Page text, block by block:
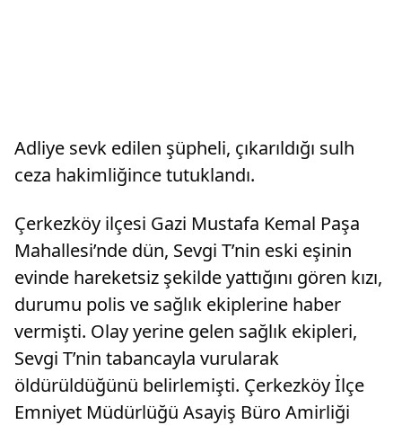
Adliye sevk edilen şüpheli, çıkarıldığı sulh
ceza hakimliğince tutuklandı.
Çerkezköy ilçesi Gazi Mustafa Kemal Paşa
Mahallesi’nde dün, Sevgi T’nin eski eşinin
evinde hareketsiz şekilde yattığını gören kızı,
durumu polis ve sağlık ekiplerine haber
vermişti. Olay yerine gelen sağlık ekipleri,
Sevgi T’nin tabancayla vurularak
öldürüldüğünü belirlemişti. Çerkezköy İlçe
Emniyet Müdürlüğü Asayiş Büro Amirliği